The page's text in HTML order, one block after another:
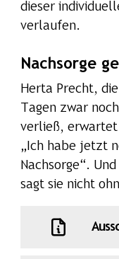
dieser
verlaufen.
Nachsorge
Herta Precht,
Tagen zwar
verließ, erwartet
„Ich habe jetzt
Nachsorge“.
sagt sie nicht